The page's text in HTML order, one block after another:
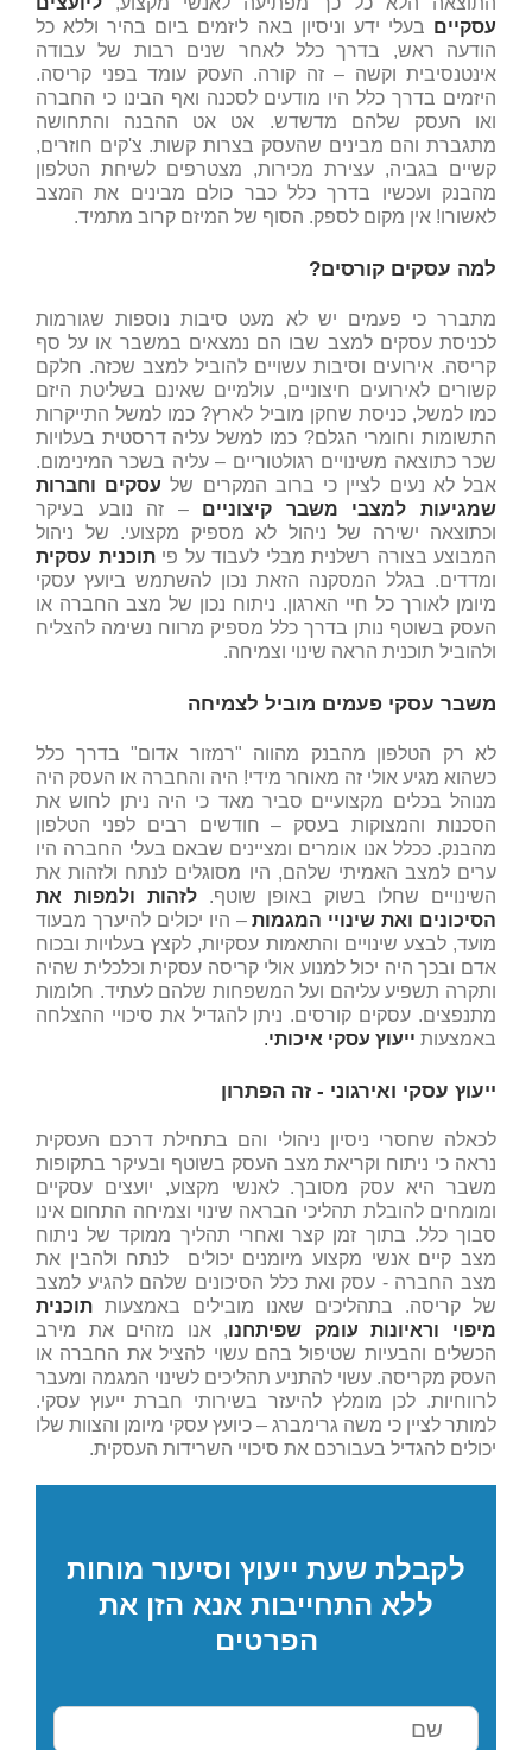
עסקיים בעלי ידע וניסיון באה ליזמים ביום בהיר וללא כל
הודעה ראש, בדרך כלל לאחר שנים רבות של עבודה
אינטנסיבית וקשה – זה קורה. העסק עומד בפני קריסה.
היזמים בדרך כלל היו מודעים לסכנה ואף הבינו כי החברה
ואו העסק שלהם מדשדש. אט אט ההבנה והתחושה
מתגברת והם מבינים שהעסק בצרות קשות. צ'קים חוזרים,
קשיים בגביה, עצירת מכירות, מצטרפים לשיחת הטלפון
מהבנק ועכשיו בדרך כלל כבר כולם מבינים את המצב
לאשורו! אין מקום לספק. הסוף של המיזם קרוב מתמיד.
למה עסקים קורסים?
מתברר כי פעמים יש לא מעט סיבות נוספות שגורמות
לכניסת עסקים למצב שבו הם נמצאים במשבר או על סף
קריסה. אירועים וסיבות עשויים להוביל למצב שכזה. חלקם
קשורים לאירועים חיצוניים, עולמיים שאינם בשליטת היזם
כמו למשל, כניסת שחקן מוביל לארץ? כמו למשל התייקרות
התשומות וחומרי הגלם? כמו למשל עליה דרסטית בעלויות
שכר כתוצאה משינויים רגולטוריים – עליה בשכר המינימום.
אבל לא נעים לציין כי ברוב המקרים של עסקים וחברות
שמגיעות למצבי משבר קיצוניים – זה נובע בעיקר
וכתוצאה ישירה של ניהול לא מספיק מקצועי. של ניהול
המבוצע בצורה רשלנית מבלי לעבוד על פיתוכנית עסקית
ומדדים. בגלל המסקנה הזאת נכון להשתמש ביועץ עסקי
מיומן לאורך כל חיי הארגון. ניתוח נכון של מצב החברה או
העסק בשוטף נותן בדרך כלל מספיק מרווח נשימה להצליח
ולהוביל תוכנית הראה שינוי וצמיחה.
משבר עסקי פעמים מוביל לצמיחה
לא רק הטלפון מהבנק מהווה "רמזור אדום" בדרך כלל
כשהוא מגיע אולי זה מאוחר מידי! היה והחברה או העסק היה
מנוהל בכלים מקצועיים סביר מאד כי היה ניתן לחוש את
הסכנות והמצוקות בעסק – חודשים רבים לפני הטלפון
מהבנק. ככלל אנו אומרים ומציינים שבאם בעלי החברה היו
ערים למצב האמיתי שלהם, היו מסוגלים לנתח ולזהות את
השינויים שחלו בשוק באופן שוטף.לזהות ולמפות את
הסיכונים ואת שינויי המגמות– היו יכולים להיערך מבעוד
מועד, לבצע שינויים והתאמות עסקיות, לקצץ בעלויות ובכוח
אדם ובכך היה יכול למנוע אולי קריסה עסקית וכלכלית שהיה
ותקרה תשפיע עליהם ועל המשפחות שלהם לעתיד. חלומות
מתנפצים. עסקים קורסים. ניתן להגדיל את סיכויי ההצלחה
באמצעות ייעוץ עסקי איכותי.
ייעוץ עסקי ואירגוני - זה הפתרון
לכאלה שחסרי ניסיון ניהולי והם בתחילת דרכם העסקית
נראה כי ניתוח וקריאת מצב העסק בשוטף ובעיקר בתקופות
משבר היא עסק מסובך. לאנשי מקצוע, יועצים עסקיים
ומומחים להובלת תהליכי הבראה שינוי וצמיחה התחום אינו
סבוך כלל. בתוך זמן קצר ואחרי תהליך ממוקד של ניתוח
מצב קיים אנשי מקצוע מיומנים יכולים לנתח ולהבין את
מצב החברה - עסק ואת כלל הסיכונים שלהם להגיע למצב
של קריסה. בתהליכים שאנו מובילים באמצעות תוכנית
מיפוי וראיונות עומק שפיתחנו, אנו מזהים את מירב
הכשלים והבעיות שטיפול בהם עשוי להציל את החברה או
העסק מקריסה. עשוי להתניע תהליכים לשינוי המגמה ומעבר
לרווחיות. לכן מומלץ להיעזר בשירותי חברת ייעוץ עסקי.
למותר לציין כי משה גרימברג – כיועץ עסקי מיומן והצוות שלו
יכולים להגדיל בעבורכם את סיכויי השרידות העסקית.
לקבלת שעת ייעוץ וסיעור מוחות
ללא התחייבות אנא הזן את
הפרטים